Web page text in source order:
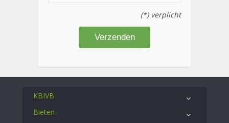
(*) verplicht
KBIVB
Bieten